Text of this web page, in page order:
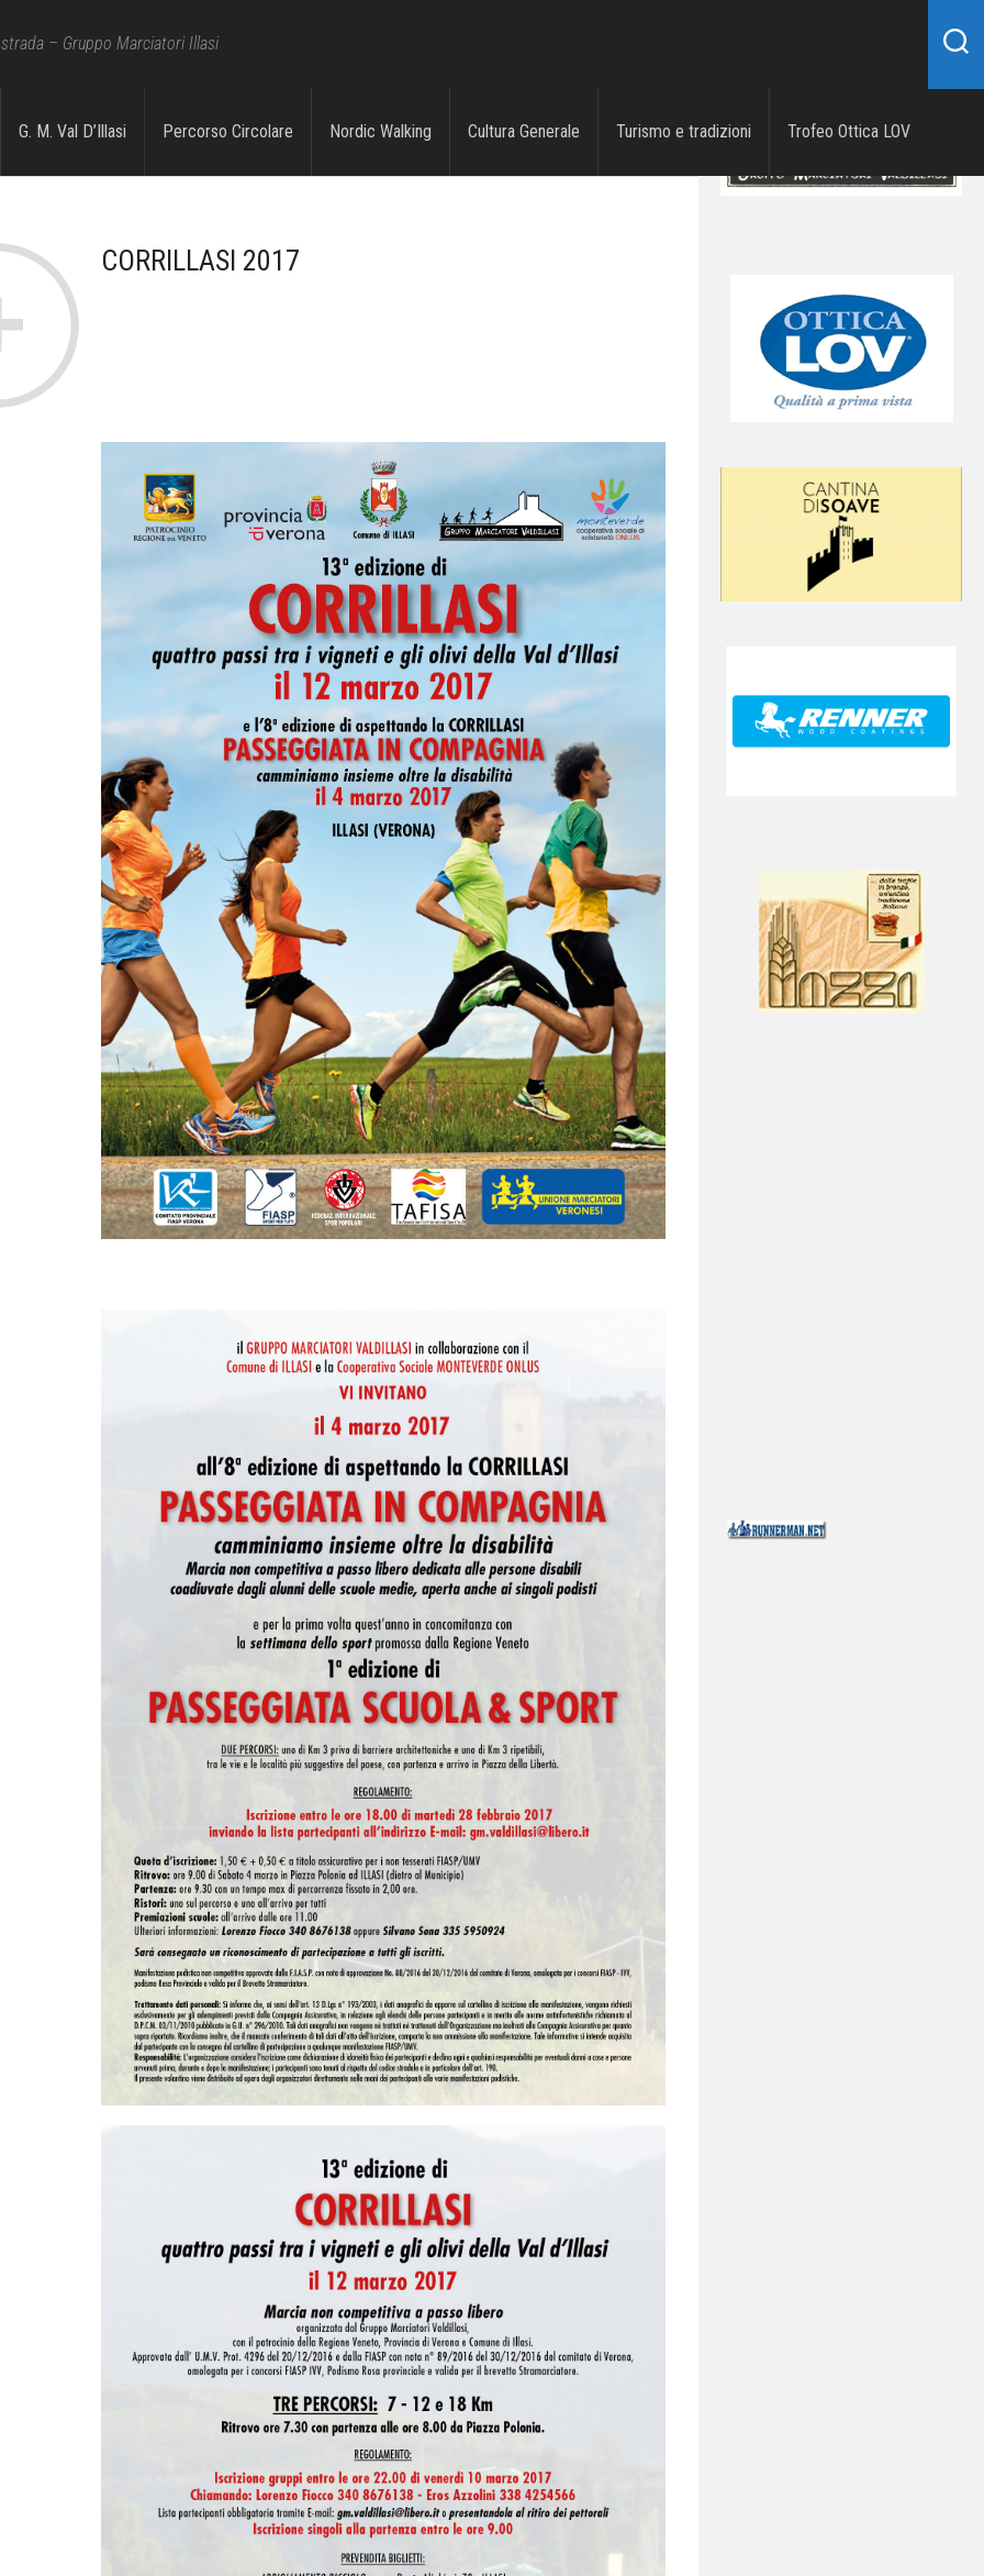
– Gruppo Marciatori Illasi
G. M. Val D’Illasi Percorso Circolare Nordic Walking Cultura Generale Turismo e tradizioni Trofeo Ottica LOV
Corrillasi 2017
CORRILLASI 2017